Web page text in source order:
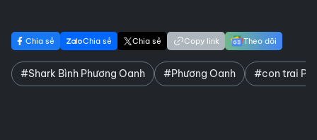
Chia sẻ Chia sẻ Chia sẻ Copy link Theo dõi
#Shark Bình Phương Oanh #Phương Oanh #con trai